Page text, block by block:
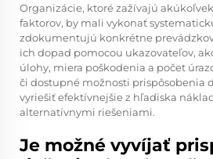
Organizácie, ktoré zažívajú
faktorov, by mali vykonať
zdokumentujú konkrétne
ich dopad pomocou ukazovateľov,
úlohy, miera poškodenia a počet
či dostupné možnosti prispôsobenia
vyriešiť efektívnejšie z hľadiska
alternatívnymi riešeniami.
Je možné vyvíjať